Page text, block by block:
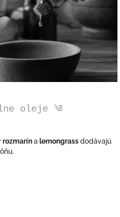
oleje ༄
rozmarína lemongrassdodávajú